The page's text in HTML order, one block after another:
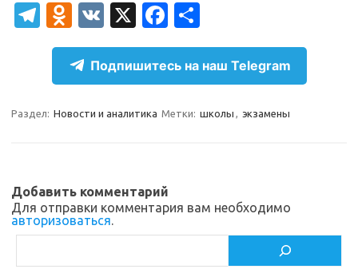
T
el
gr
a
O
d
n
o
kl
ik
i
V
K
X
Fa
c
e
b
o
т
п
р
а
ь
Подпишитесь на наш Telegram
Раздел: Новости и аналитика Метки: школы , экзамены
Добавить комментарий
Для отправки комментария вам необходимо
авторизоваться.